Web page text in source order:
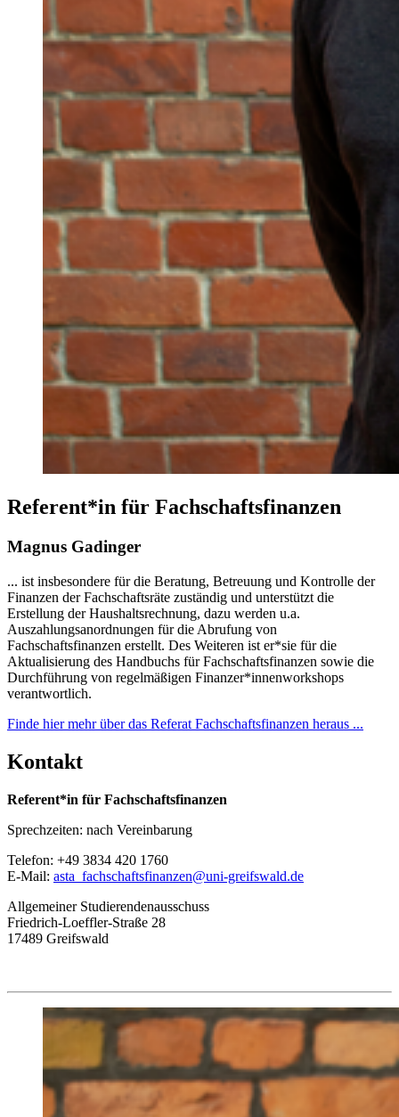
Referent*in für Fachschaftsfinanzen
Magnus Gadinger
... ist insbesondere für die Beratung, Betreuung und Kontrolle der
Finanzen der Fachschaftsräte zuständig und unterstützt die
Erstellung der Haushaltsrechnung, dazu werden u.a.
Auszahlungsanordnungen für die Abrufung von
Fachschaftsfinanzen erstellt. Des Weiteren ist er*sie für die
Aktualisierung des Handbuchs für Fachschaftsfinanzen sowie die
Durchführung von regelmäßigen Finanzer*innenworkshops
verantwortlich.
Finde hier mehr über das Referat Fachschaftsfinanzen heraus ...
Kontakt
Referent*in für Fachschaftsfinanzen
Sprechzeiten: nach Vereinbarung
Telefon: +49 3834 420 1760
E-Mail: asta_fachschaftsfinanzen@uni-greifswald.de
Allgemeiner Studierendenausschuss
Friedrich-Loeffler-Straße 28
17489 Greifswald